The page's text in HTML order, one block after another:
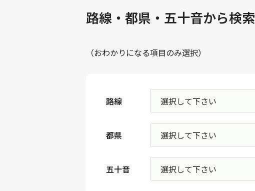
路線・都県・五十音から検索
（おわかりになる項目のみ選択）
路線
都県
五十音